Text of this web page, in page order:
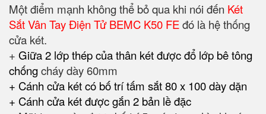
Một điểm mạnh không thể bỏ qua khi nói đến Két
Sắt Vân Tay Điện Tử BEMC K50 FEđó là hệ thống
cửa két.
+ Giữa 2 lớp thép của thân két được đổ lớp bê tông
chốngcháy dày 60mm
+ Cánh cửa két có bố trí tấm sắt 80 x 100 dày dặn
+ Cánh cửa két được gắn 2 bản lề đặc